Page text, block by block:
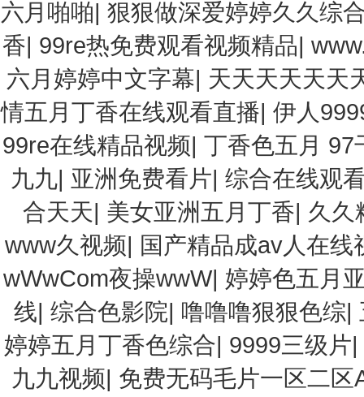
六月啪啪|狠狠做深爱婷婷久久综
香| 99re热免费观看视频精品|
六月婷婷中文字幕| 天天天天天天
情五月丁香在线观看直播|伊人
99re在线精品视频| 丁香色五月 97
九九| 亚洲免费看片|综合在线观
合天天| 美女亚洲五月丁香| 久久
www久视频| 国产精品成av人在线
wWwCom夜操wwW| 婷婷色五月
线|综合色影院| 噜噜噜狠狠色综|
婷婷五月丁香色综合| 9999三级片
九九视频| 免费无码毛片一区二